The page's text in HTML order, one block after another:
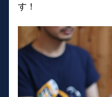
す！